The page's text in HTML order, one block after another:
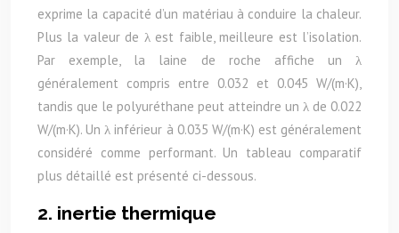
exprime la capacité d’un matériau à conduire la chaleur.
Plus la valeur de λ est faible, meilleure est l’isolation.
Par exemple, la laine de roche affiche un λ
généralement compris entre 0.032 et 0.045 W/(m·K),
tandis que le polyuréthane peut atteindre un λ de 0.022
W/(m·K). Un λ inférieur à 0.035 W/(m·K) est généralement
considéré comme performant. Un tableau comparatif
plus détaillé est présenté ci-dessous.
2. inertie thermique